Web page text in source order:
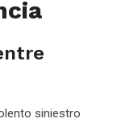
siniestro